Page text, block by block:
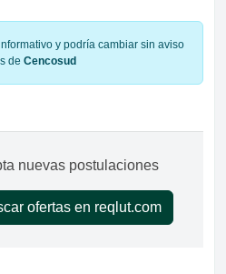
y podría cambiar sin aviso
de Cencosud
nuevas postulaciones
ofertas en reqlut.com